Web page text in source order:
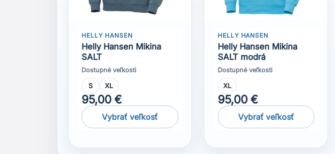
Vybrať veľkosť Vybrať veľkosť
Komentáře (0)